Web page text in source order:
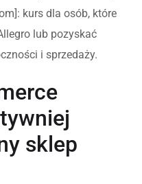
kurs dla osób, które
lub pozyskać
i sprzedaży.
sklep